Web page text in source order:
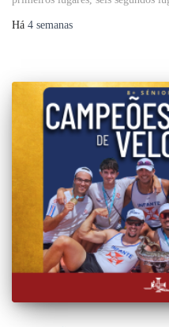
Há 4 semanas